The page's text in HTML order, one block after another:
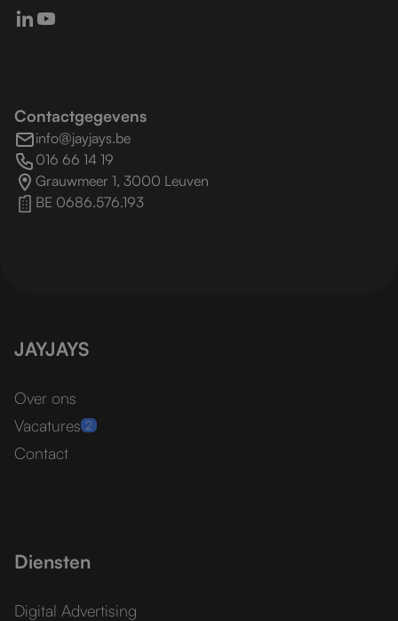
Contactgegevens
info@jayjays.be
016 66 14 19
Grauwmeer 1, 3000 Leuven
BE 0686.576.193
JAYJAYS
Over ons
Vacatures 2
Contact
Diensten
Digital Advertising